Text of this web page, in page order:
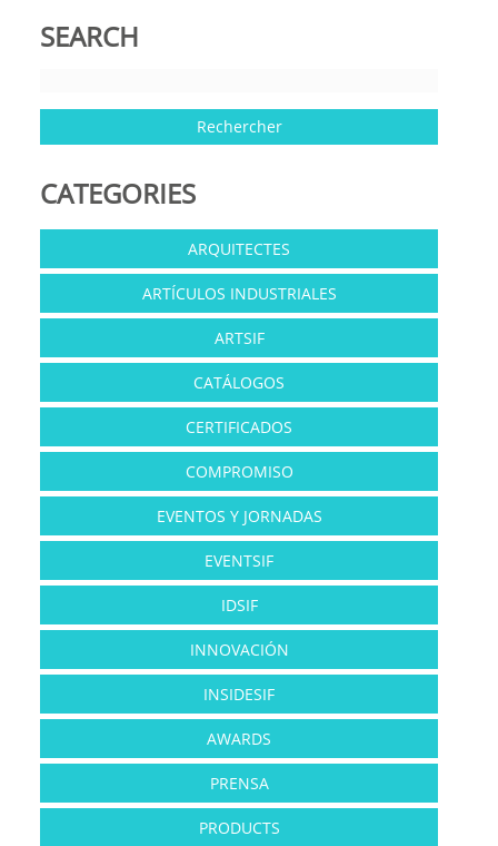
SEARCH
CATEGORIES
ARQUITECTES
ARTÍCULOS INDUSTRIALES
ARTSIF
CATÁLOGOS
CERTIFICADOS
COMPROMISO
EVENTOS Y JORNADAS
EVENTSIF
IDSIF
INNOVACIÓN
INSIDESIF
AWARDS
PRENSA
PRODUCTS